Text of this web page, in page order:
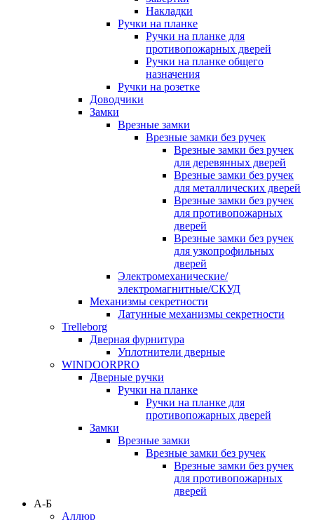
Накладки
Ручки на планке
Ручки на планке для
противопожарных дверей
Ручки на планке общего
назначения
Ручки на розетке
Доводчики
Замки
Врезные замки
Врезные замки без ручек
Врезные замки без ручек
для деревянных дверей
Врезные замки без ручек
для металлических дверей
Врезные замки без ручек
для противопожарных
дверей
Врезные замки без ручек
для узкопрофильных
дверей
Электромеханические/
электромагнитные/СКУД
Механизмы секретности
Латунные механизмы секретности
Trelleborg
Дверная фурнитура
Уплотнители дверные
WINDOORPRO
Дверные ручки
Ручки на планке
Ручки на планке для
противопожарных дверей
Замки
Врезные замки
Врезные замки без ручек
Врезные замки без ручек
для противопожарных
дверей
А-Б
Аллюр